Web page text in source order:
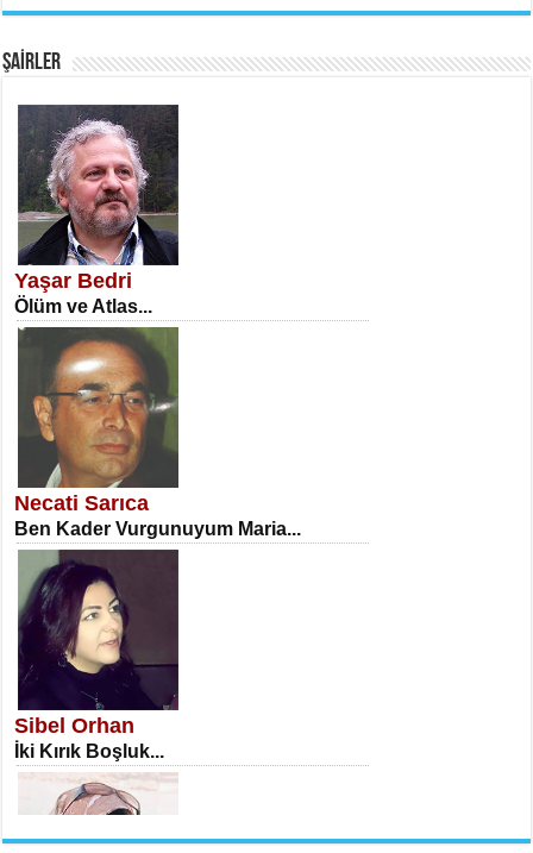
SATILMIŞ ÜMİT ÇETİNKAYA
Erkenlik...
NECLA DİLEK ARSLAN
Öğretmenler Günü Mahkemesi...
İSA KARATEPE
Ekranlar Arasında Kaybolan İnsan...
ŞAİRLER
Yaşar Bedri
Ölüm ve Atlas...
Necati Sarıca
Ben Kader Vurgunuyum Maria...
Sibel Orhan
İki Kırık Boşluk...